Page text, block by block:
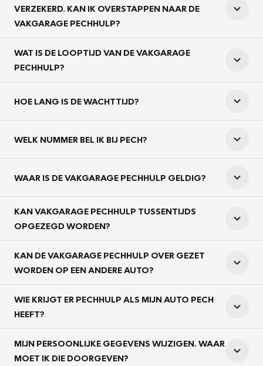
VERZEKERD. KAN IK OVERSTAPPEN NAAR DE
VAKGARAGE PECHHULP?
WAT IS DE LOOPTIJD VAN DE VAKGARAGE
PECHHULP?
HOE LANG IS DE WACHTTIJD?
WELK NUMMER BEL IK BIJ PECH?
WAAR IS DE VAKGARAGE PECHHULP GELDIG?
KAN VAKGARAGE PECHHULP TUSSENTIJDS
OPGEZEGD WORDEN?
KAN DE VAKGARAGE PECHHULP OVER GEZET
WORDEN OP EEN ANDERE AUTO?
WIE KRIJGT ER PECHHULP ALS MIJN AUTO PECH
HEEFT?
MIJN PERSOONLIJKE GEGEVENS WIJZIGEN. WAAR
MOET IK DIE DOORGEVEN?